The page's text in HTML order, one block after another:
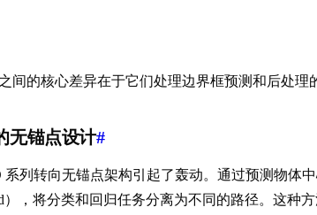
间的核心差异在于它们处理边界框预测和后处理
无锚点设计#
列转向无锚点架构引起了轰动。通过预测物体
），将分类和回归任务分离为不同的路径。这种